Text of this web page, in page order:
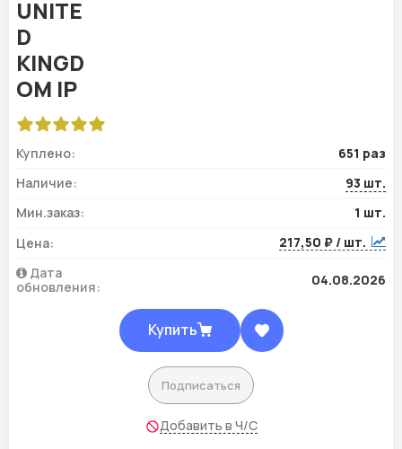
Куплено:
651 раз
Наличие:
93 шт.
Мин.заказ:
1 шт.
Цена:
217,50 ₽ / шт.
Дата
обновления:
04.08.2026
Купить
Подписаться
Добавить в Ч/С